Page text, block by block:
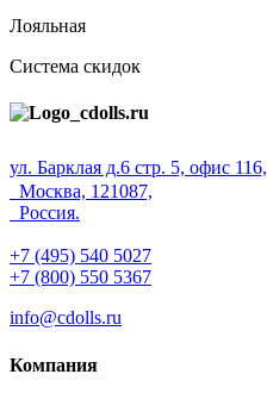
Лояльная
Система скидок
ул. Барклая д.6 стр. 5, офис 116,
Москва, 121087,
Россия.
+7 (495) 540 5027
+7 (800) 550 5367
info@cdolls.ru
Компания